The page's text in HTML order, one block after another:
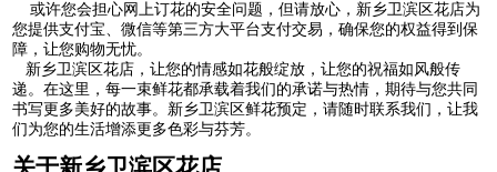
或许您会担心网上订花的安全问题，但请放心，新乡卫滨区花店为
您提供支付宝、微信等第三方大平台支付交易，确保您的权益得到保
障，让您购物无忧。
新乡卫滨区花店，让您的情感如花般绽放，让您的祝福如风般传
递。在这里，每一束鲜花都承载着我们的承诺与热情，期待与您共同
书写更多美好的故事。新乡卫滨区鲜花预定，请随时联系我们，让我
们为您的生活增添更多色彩与芬芳。